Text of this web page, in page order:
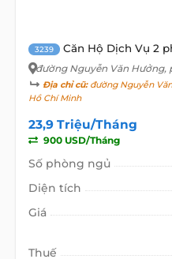
3239 Căn Hộ Dịch Vụ 2
đường Nguyễn Văn Hưởng,
Địa chỉ cũ:đường Nguyễn
Hồ Chí Minh
23,9 Triệu/Tháng
900 USD/Tháng
Số phòng ngủ
Diện tích
Giá
Thuế